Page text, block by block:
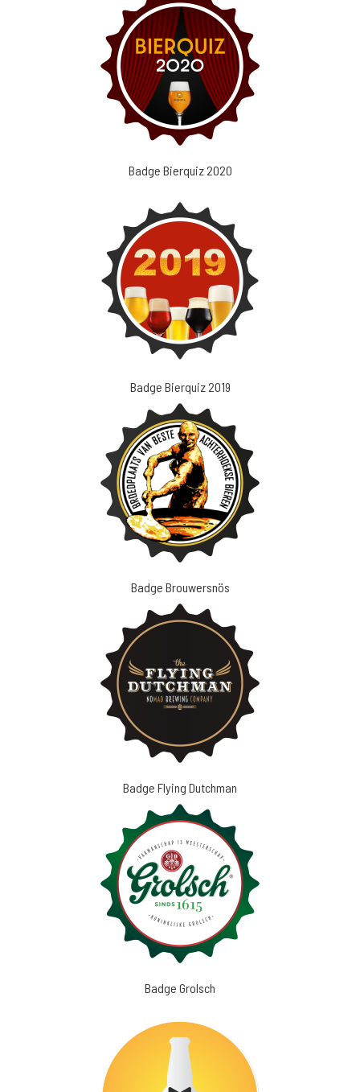
Badge Bierquiz 2020
Badge Bierquiz 2019
Badge Brouwersnös
Badge Flying Dutchman
Badge Grolsch